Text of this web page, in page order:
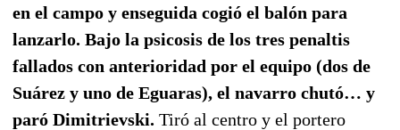
en el campo y enseguida cogió el balón para
lanzarlo. Bajo la psicosis de los tres penaltis
fallados con anterioridad por el equipo (dos de
Suárez y uno de Eguaras), el navarro chutó… y
paró Dimitrievski. Tiró al centro y el portero